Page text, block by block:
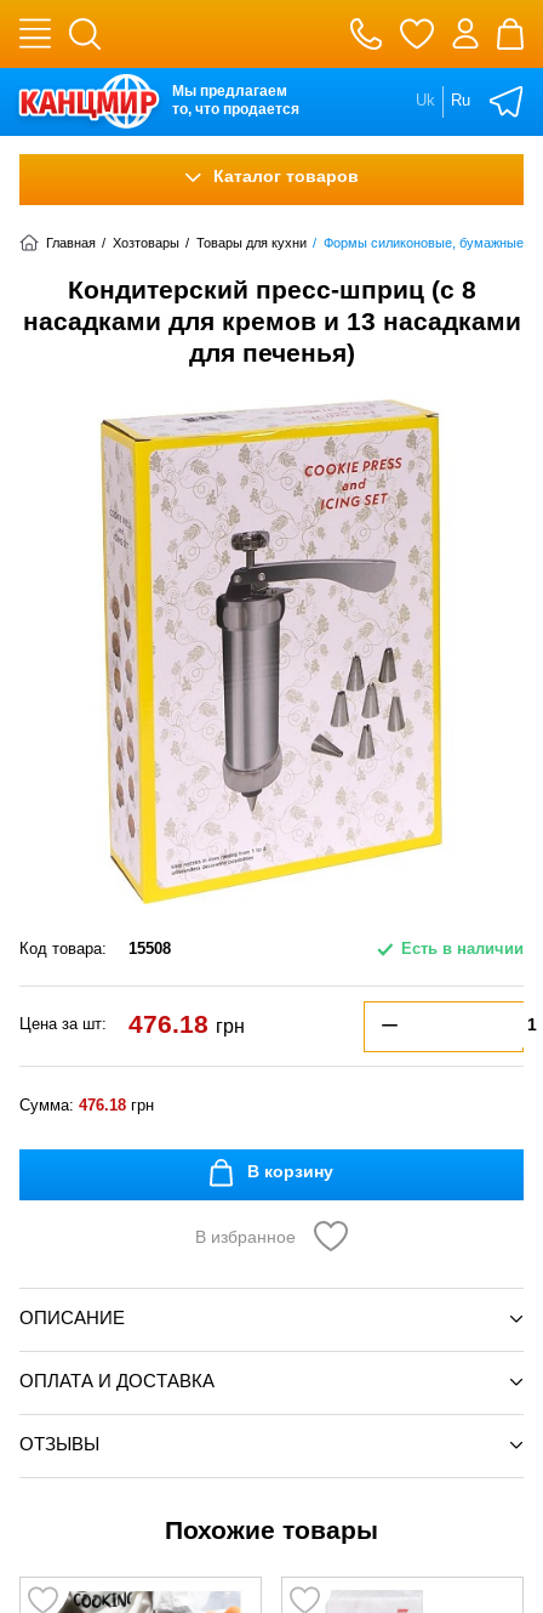
Мы предлагаем
то, что продается
Uk Ru
Каталог товаров
Главная / Хозтовары / Товары для кухни / Формы силиконовые, бумажные,
Кондитерский пресс-шприц (с 8
насадками для кремов и 13 насадками
для печенья)
Код товара: 15508 Есть в наличии
Цена за шт: 476.18 грн
Сумма: 476.18 грн
В корзину
В избранное
ОПИСАНИЕ
ОПЛАТА И ДОСТАВКА
ОТЗЫВЫ
Похожие товары